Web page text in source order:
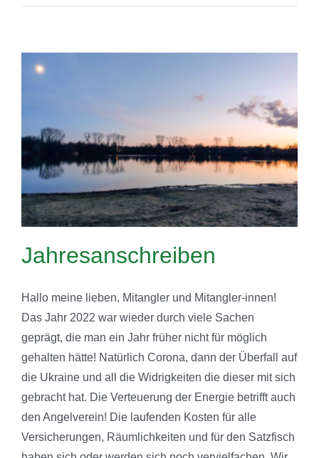
Jahresanschreiben
Hallo meine lieben, Mitangler und Mitangler-innen!
Das Jahr 2022 war wieder durch viele Sachen
geprägt, die man ein Jahr früher nicht für möglich
gehalten hätte! Natürlich Corona, dann der Überfall auf
die Ukraine und all die Widrigkeiten die dieser mit sich
gebracht hat. Die Verteuerung der Energie betrifft auch
den Angelverein! Die laufenden Kosten für alle
Versicherungen, Räumlichkeiten und für den Satzfisch